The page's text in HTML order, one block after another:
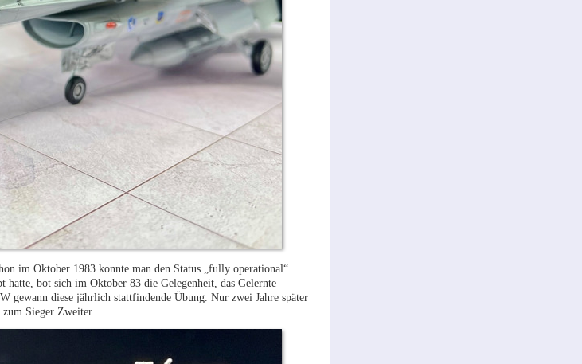
im Oktober 1983 konnte man den Status „fully operational“
hatte, bot sich im Oktober 83 die Gelegenheit, das Gelernte
gewann diese jährlich stattfindende Übung. Nur zwei Jahre später
Sieger Zweiter.